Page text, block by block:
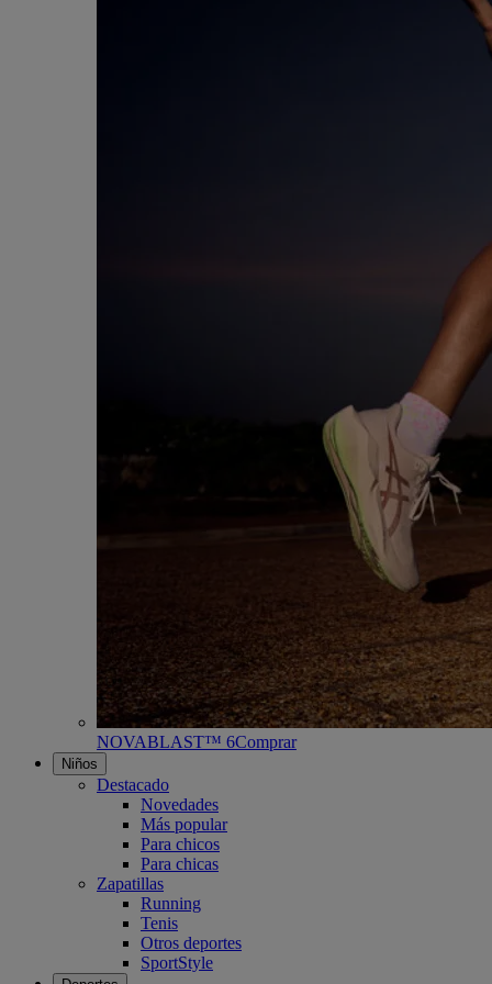
NOVABLAST™ 6Comprar
Niños
Destacado
Novedades
Más popular
Para chicos
Para chicas
Zapatillas
Running
Tenis
Otros deportes
SportStyle